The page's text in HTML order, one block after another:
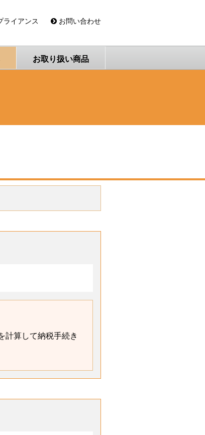
ライアンス お問い合わせ
お取り扱い商品
計算して納税手続き